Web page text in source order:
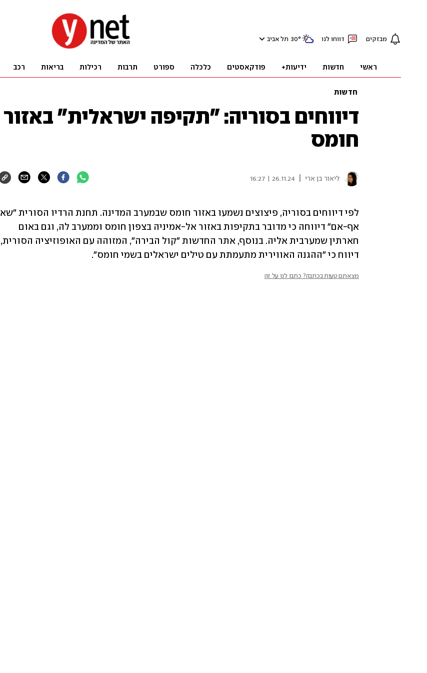
מבזקים דווחו לנו 30° תל אביב
ראשי חדשות ידיעות+ פודקאסטים כלכלה ספורט תרבות רכילות בריאות רכב
חדשות
דיווחים בסוריה: "תקיפה ישראלית" באזור
חומס
ליאור בן ארי 26.11.24 | 16:27
דיווח כי "ההגנה האווירית מתעמתת עם טילים ישראלים בשמי חומס".
מצאתם טעות בכתבה? כתבו לנו על זה